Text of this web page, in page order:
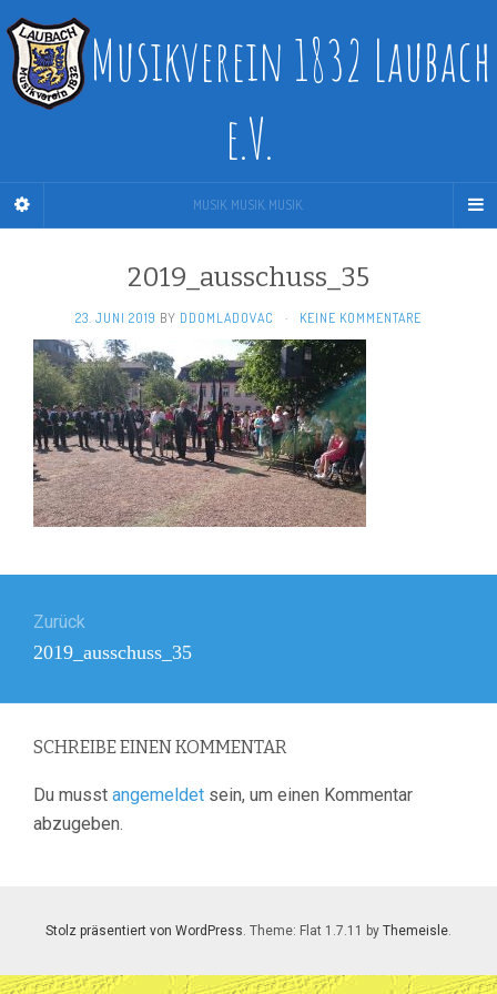
Musikverein 1832 Laubach
e.V.
MUSIK. MUSIK. MUSIK.
2019_ausschuss_35
23. JUNI 2019 BY DDOMLADOVAC · KEINE KOMMENTARE
Zurück
Vorheriger
2019_ausschuss_35
SCHREIBE EINEN KOMMENTAR
Du musst angemeldet sein, um einen Kommentar
abzugeben.
Stolz präsentiert von WordPress. Theme: Flat 1.7.11 by Themeisle.